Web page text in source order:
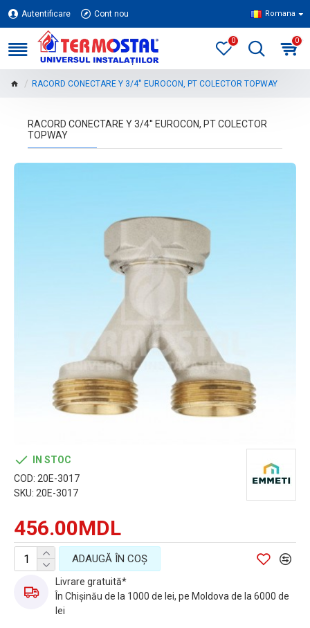
Autentificare Cont nou Romana
0 0
RACORD CONECTARE Y 3/4'' EUROCON, PT COLECTOR TOPWAY
RACORD CONECTARE Y 3/4'' EUROCON, PT COLECTOR
TOPWAY
456.00MDL
IN STOC
COD: 20E-3017
SKU: 20E-3017
ADAUGĂ ÎN COŞ
Livrare gratuită*
În Chișinău de la 1000 de lei, pe Moldova de la 6000 de
lei